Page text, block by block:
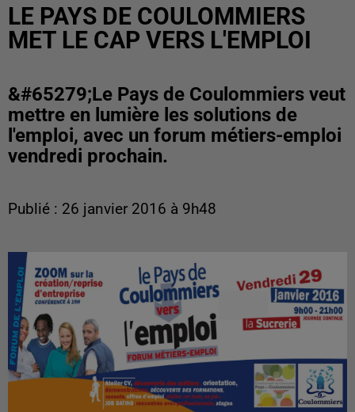
LE PAYS DE COULOMMIERS
MET LE CAP VERS L'EMPLOI
&#65279;Le Pays de Coulommiers veut
mettre en lumière les solutions de
l'emploi, avec un forum métiers-emploi
vendredi prochain.
Publié : 26 janvier 2016 à 9h48